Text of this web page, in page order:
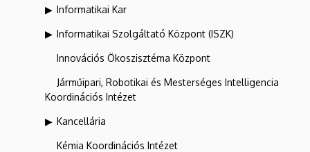
Informatikai Kar
Informatikai Szolgáltató Központ (ISZK)
Innovációs Ökoszisztéma Központ
Járműipari, Robotikai és Mesterséges Intelligencia
Koordinációs Intézet
Kancellária
Kémia Koordinációs Intézet